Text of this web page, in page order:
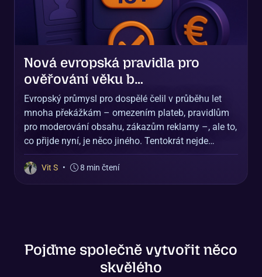
Nová evropská pravidla pro
ověřování věku b…
Evropský průmysl pro dospělé čelil v průběhu let
mnoha překážkám – omezením plateb, pravidlům
pro moderování obsahu, zákazům reklamy –, ale to,
co přijde nyní, je něco jiného. Tentokrát nejde…
Vit S • 8 min čtení
Pojďme společně vytvořit něco
skvělého